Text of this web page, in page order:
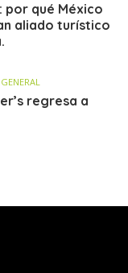
por qué México
aliado turístico
GENERAL
regresa a